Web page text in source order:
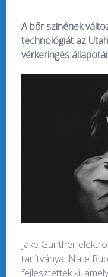
A bőr színének
technológiát az
vérkeringés
Jake Gunther
tanítványa, Nate
fejlesztettek ki,